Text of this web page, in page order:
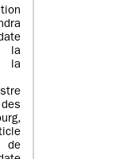
la
la
de